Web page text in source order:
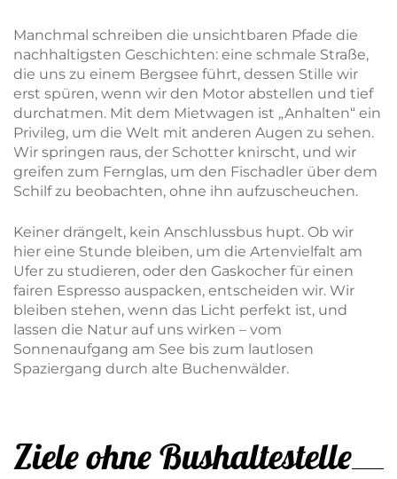
Manchmal schreiben die unsichtbaren Pfade die
nachhaltigsten Geschichten: eine schmale Straße,
die uns zu einem Bergsee führt, dessen Stille wir
erst spüren, wenn wir den Motor abstellen und tief
durchatmen. Mit dem Mietwagen ist „Anhalten“ ein
Privileg, um die Welt mit anderen Augen zu sehen.
Wir springen raus, der Schotter knirscht, und wir
greifen zum Fernglas, um den Fischadler über dem
Schilf zu beobachten, ohne ihn aufzuscheuchen.
Keiner drängelt, kein Anschlussbus hupt. Ob wir
hier eine Stunde bleiben, um die Artenvielfalt am
Ufer zu studieren, oder den Gaskocher für einen
fairen Espresso auspacken, entscheiden wir. Wir
bleiben stehen, wenn das Licht perfekt ist, und
lassen die Natur auf uns wirken – vom
Sonnenaufgang am See bis zum lautlosen
Spaziergang durch alte Buchenwälder.
Ziele ohne Bushaltestelle